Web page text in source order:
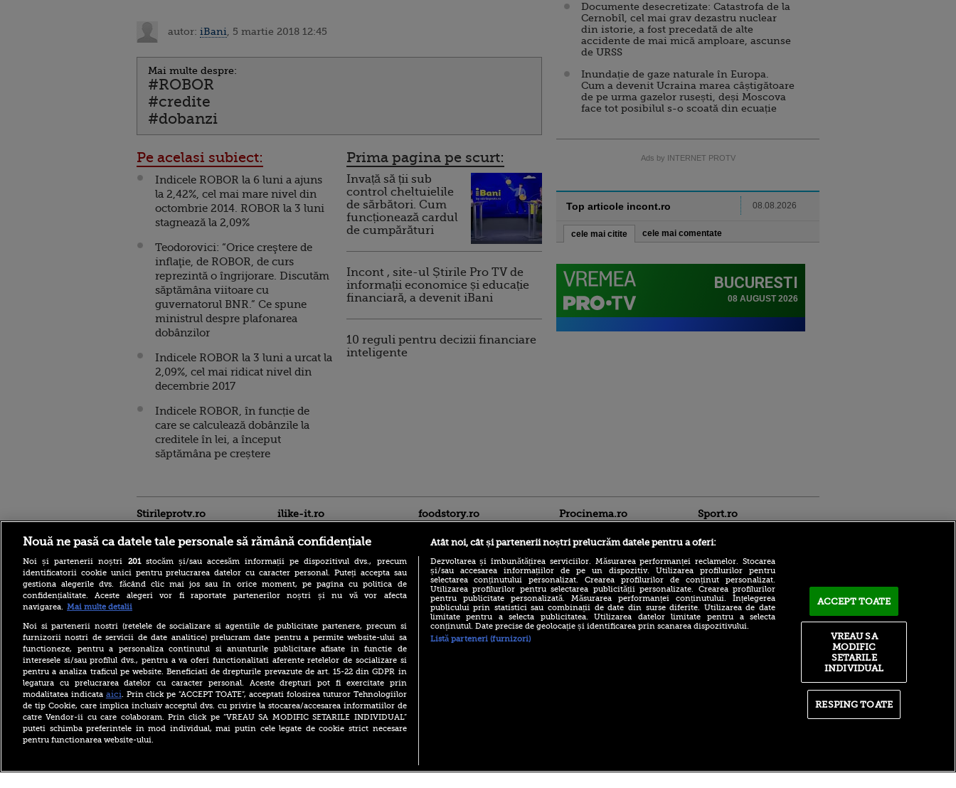
autor: iBani , 5 martie 2018 12:45
Mai multe despre:
#ROBOR
#credite
#dobanzi
Pe acelasi subiect:
Indicele ROBOR la 6 luni a ajuns
la 2,42%, cel mai mare nivel din
octombrie 2014. ROBOR la 3 luni
stagnează la 2,09%
Teodorovici: “Orice creştere de
inflaţie, de ROBOR, de curs
reprezintă o îngrijorare. Discutăm
săptămâna viitoare cu
guvernatorul BNR.” Ce spune
ministrul despre plafonarea
dobânzilor
Indicele ROBOR la 3 luni a urcat la
2,09%, cel mai ridicat nivel din
decembrie 2017
Indicele ROBOR, în funcție de
care se calculează dobânzile la
creditele în lei, a început
săptămâna pe creștere
Prima pagina pe scurt:
Invață să ții sub
control cheltuielile
de sărbători. Cum
funcționează cardul
de cumpărături
Incont , site-ul Știrile Pro TV de
informații economice și educație
financiară, a devenit iBani
10 reguli pentru decizii financiare
inteligente
Documente desecretizate: Catastrofa de la
Cernobîl, cel mai grav dezastru nuclear
din istorie, a fost precedată de alte
accidente de mai mică amploare, ascunse
de URSS
Inundație de gaze naturale în Europa.
Cum a devenit Ucraina marea câștigătoare
de pe urma gazelor rusești, deși Moscova
face tot posibilul s-o scoată din ecuație
Ads by INTERNET PROTV
Top articole incont.ro 08.08.2026
cele mai citite cele mai comentate
Stirileprotv.ro
sistem hidraulic de 4.500
ani ar conține secretul
construirii piramidelor
Reacția Rusiei după ce o
dronă explozivă a paralizat
aeroportul din Leipzig: „O
provocare complet
fabricată”
Cea mai bună țară în care să
te muți în 2026 este din
Europa. Cum arată top 10
ilike-it.ro foodstory.ro
(P) Descoperă Lumea
Evenimentelor din România
cu Transilvania Events!
Procinema.ro
Emoții intense pentru
Sebastian Stan! Iubita lui,
Sport.ro
Adrian Mihalcea a
confirmat noul transfer la
UTA după remiza cu Rapid!
EXPLODAT la conferință și
s-a luat la ceartă cu oamenii
Nouă ne pasă ca datele tale personale să rămână confidențiale
Noi și partenerii noștri 201stocăm și/sau accesăm informații pe dispozitivul dvs., precum
identificatorii cookie unici pentru prelucrarea datelor cu caracter personal. Puteți accepta sau
gestiona alegerile dvs. făcând clic mai jos sau în orice moment, pe pagina cu politica de
confidențialitate. Aceste alegeri vor fi raportate partenerilor noștri și nu vă vor afecta
navigarea. Mai multe detalii
Noi si partenerii nostri (retelele de socializare si agentiile de publicitate partenere, precum si
furnizorii nostri de servicii de date analitice) prelucram date pentru a permite website-ului sa
functioneze, pentru a personaliza continutul si anunturile publicitare afisate in functie de
interesele si/sau profilul dvs., pentru a va oferi functionalitati aferente retelelor de socializare si
pentru a analiza traficul pe website. Beneficiati de drepturile prevazute de art. 15-22 din GDPR in
legatura cu prelucrarea datelor cu caracter personal. Aceste drepturi pot fi exercitate prin
modalitatea indicata aici. Prin click pe “ACCEPT TOATE”, acceptati folosirea tuturor Tehnologiilor
de tip Cookie, care implica inclusiv acceptul dvs. cu privire la stocarea/accesarea informatiilor de
catre Vendor-ii cu care colaboram. Prin click pe “VREAU SA MODIFIC SETARILE INDIVIDUAL”
puteti schimba preferintele in mod individual, mai putin cele legate de cookie strict necesare
pentru functionarea website-ului.
Atât noi, cât și partenerii noștri prelucrăm datele pentru a oferi:
Dezvoltarea și îmbunătățirea serviciilor. Măsurarea performanței reclamelor. Stocarea
și/sau accesarea informațiilor de pe un dispozitiv. Utilizarea profilurilor pentru
selectarea conținutului personalizat. Crearea profilurilor de conținut personalizat.
Utilizarea profilurilor pentru selectarea publicității personalizate. Crearea profilurilor
pentru publicitate personalizată. Măsurarea performanței conținutului. Înțelegerea
publicului prin statistici sau combinații de date din surse diferite. Utilizarea de date
limitate pentru a selecta publicitatea. Utilizarea datelor limitate pentru a selecta
conținutul. Date precise de geolocație și identificarea prin scanarea dispozitivului.
Listă parteneri (furnizori)
ACCEPT TOATE
RESPING TOATE
VREAU SA
MODIFIC
SETARILE
INDIVIDUAL